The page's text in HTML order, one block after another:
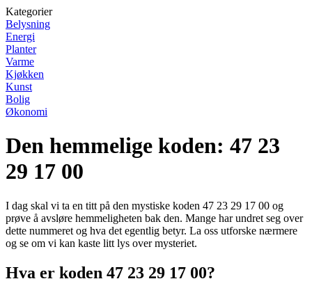
Kategorier
Belysning
Energi
Planter
Varme
Kjøkken
Kunst
Bolig
Økonomi
Den hemmelige koden: 47 23
29 17 00
I dag skal vi ta en titt på den mystiske koden 47 23 29 17 00 og
prøve å avsløre hemmeligheten bak den. Mange har undret seg over
dette nummeret og hva det egentlig betyr. La oss utforske nærmere
og se om vi kan kaste litt lys over mysteriet.
Hva er koden 47 23 29 17 00?